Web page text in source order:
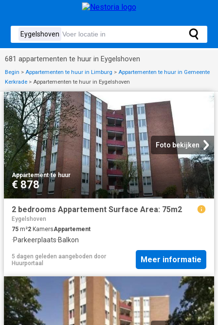
681 appartementen te huur in Eygelshoven
Begin > Appartementen te huur in Limburg > Appartementen te huur in Gemeente
Kerkrade > Appartementen te huur in Eygelshoven
Foto bekijken
Appartement·te huur
€ 878
2 bedrooms Appartement Surface Area: 75m2
Eygelshoven
75 m²2 KamersAppartement
·Parkeerplaats·Balkon
5 dagen geleden aangeboden door
Huurportaal
Meer informatie